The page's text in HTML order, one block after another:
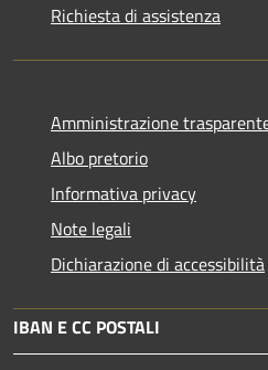
Richiesta di assistenza
Amministrazione
Albo pretorio
Informativa privacy
Note legali
Dichiarazione di accessibilità
IBAN E CC POSTALI